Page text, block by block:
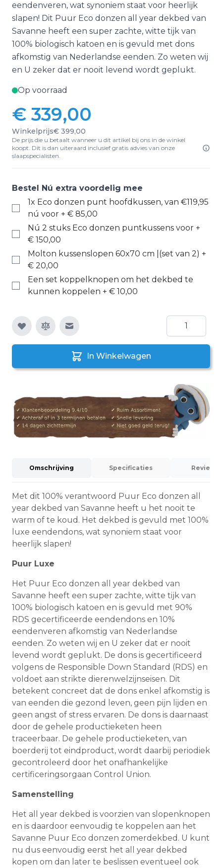
eendenveren, wat synoniem staat voor heerlijk
slapen! Dit Puur Eco donzen all year dekbed van
Savanne heeft een super zachte, witte tijk van
100% biologisch katoen en is gevuld met dons
afkomstig van Nederlandse eenden. Zo weten wij
en U zeker dat er nooit levend wordt geplukt.
Op voorraad
€ 339,00
Winkelprijs€ 399,00
De prijs die u betaalt wanneer u dit artikel bij ons in de winkel
koopt. Dit is dan uiteraard inclusief gratis advies van onze
slaapspecialisten.
Bestel Nú extra voordelig mee
1x Eco donzen punt hoofdkussen, van €119,95
nú voor + € 85,00
Nú 2 stuks Eco donzen puntkussens voor +
€ 150,00
Molton kussenslopen 60x70 cm |(set van 2) +
€ 20,00
Een set koppelknopen om het dekbed te
kunnen koppelen + € 10,00
E-mail naar een vriend
Aantal
In Winkelwagen
Omschrijving Specificaties Reviews
Met dit 100% verantwoord Puur Eco donzen all
year dekbed van Savanne heeft u het nooit te
warm of te koud. Het dekbed is gevuld met 100%
luxe eendendons, wat synoniem staat voor
heerlijk slapen!
Puur Luxe
Het Puur Eco donzen all year dekbed van
Savanne heeft een super zachte, witte tijk van
100% biologisch katoen en is gevuld met 90%
RDS gecertificeerde eendendons en 10%
eendenveren afkomstig van Nederlandse
eenden. Zo weten wij en U zeker dat er nooit
levend wordt geplukt. De dons is gecertificeerd
volgens de Responsible Down Standard (RDS) en
voldoet aan strikte dierenwelzijnseisen. Dit
betekent concreet dat de dons enkel afkomstig is
van eenden die gezond leven, geen pijn lijden en
geen angst of stress ervaren. De dons is daarnaast
door de gehele productieketen heen
traceerbaar. De gehele productieketen, van
boerderij tot eindproduct, wordt daarbij periodiek
gecontroleerd door het onafhankelijke
certificeringsorgaan Control Union.
Samenstelling
Het all year dekbed is voorzien van slopenknopen
en is daardoor eenvoudig te koppelen aan het
Savanne Puur Eco donzen zomerdekbed. U kunt
nu dus eenvoudig eerst het all year dekbed
kopen om dan later te beslissen eventueel ook